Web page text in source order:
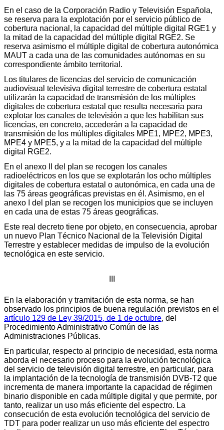
En el caso de la Corporación Radio y Televisión Española,
se reserva para la explotación por el servicio público de
cobertura nacional, la capacidad del múltiple digital RGE1 y
la mitad de la capacidad del múltiple digital RGE2. Se
reserva asimismo el múltiple digital de cobertura autonómica
MAUT a cada una de las comunidades autónomas en su
correspondiente ámbito territorial.
Los titulares de licencias del servicio de comunicación
audiovisual televisiva digital terrestre de cobertura estatal
utilizarán la capacidad de transmisión de los múltiples
digitales de cobertura estatal que resulta necesaria para
explotar los canales de televisión a que les habilitan sus
licencias, en concreto, accederán a la capacidad de
transmisión de los múltiples digitales MPE1, MPE2, MPE3,
MPE4 y MPE5, y a la mitad de la capacidad del múltiple
digital RGE2.
En el anexo II del plan se recogen los canales
radioeléctricos en los que se explotarán los ocho múltiples
digitales de cobertura estatal o autonómica, en cada una de
las 75 áreas geográficas previstas en él. Asimismo, en el
anexo I del plan se recogen los municipios que se incluyen
en cada una de estas 75 áreas geográficas.
Este real decreto tiene por objeto, en consecuencia, aprobar
un nuevo Plan Técnico Nacional de la Televisión Digital
Terrestre y establecer medidas de impulso de la evolución
tecnológica en este servicio.
En la elaboración y tramitación de esta norma, se han
observado los principios de buena regulación previstos en el
artículo 129 de Ley 39/2015, de 1 de octubre, del
Procedimiento Administrativo Común de las
Administraciones Públicas.
En particular, respecto al principio de necesidad, esta norma
aborda el necesario proceso para la evolución tecnológica
del servicio de televisión digital terrestre, en particular, para
la implantación de la tecnología de transmisión DVB-T2 que
incrementa de manera importante la capacidad de régimen
binario disponible en cada múltiple digital y que permite, por
tanto, realizar un uso más eficiente del espectro. La
consecución de esta evolución tecnológica del servicio de
TDT para poder realizar un uso más eficiente del espectro